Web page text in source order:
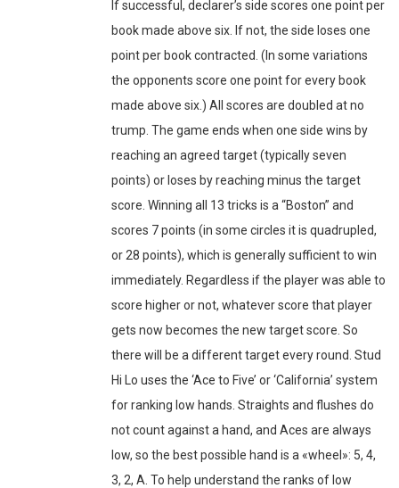
If successful, declarer’s side scores one point per
book made above six. If not, the side loses one
point per book contracted. (In some variations
the opponents score one point for every book
made above six.) All scores are doubled at no
trump. The game ends when one side wins by
reaching an agreed target (typically seven
points) or loses by reaching minus the target
score. Winning all 13 tricks is a “Boston” and
scores 7 points (in some circles it is quadrupled,
or 28 points), which is generally sufficient to win
immediately. Regardless if the player was able to
score higher or not, whatever score that player
gets now becomes the new target score. So
there will be a different target every round. Stud
Hi Lo uses the ‘Ace to Five’ or ‘California’ system
for ranking low hands. Straights and flushes do
not count against a hand, and Aces are always
low, so the best possible hand is a «wheel»: 5, 4,
3, 2, A. To help understand the ranks of low